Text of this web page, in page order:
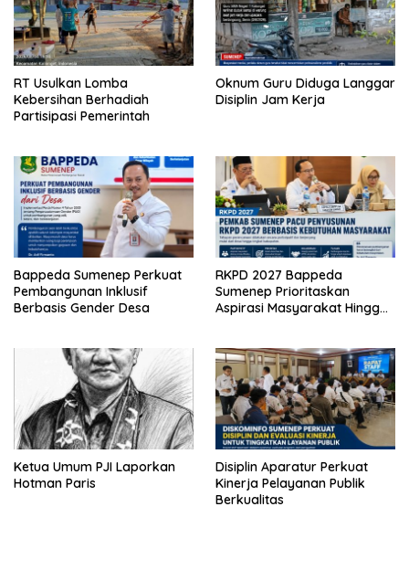
RT Usulkan Lomba
Kebersihan Berhadiah
Partisipasi Pemerintah
Oknum Guru Diduga Langgar
Disiplin Jam Kerja
Bappeda Sumenep Perkuat
Pembangunan Inklusif
Berbasis Gender Desa
RKPD 2027 Bappeda
Sumenep Prioritaskan
Aspirasi Masyarakat Hingga
Ketua Umum PJI Laporkan
Hotman Paris
Disiplin Aparatur Perkuat
Kinerja Pelayanan Publik
Berkualitas